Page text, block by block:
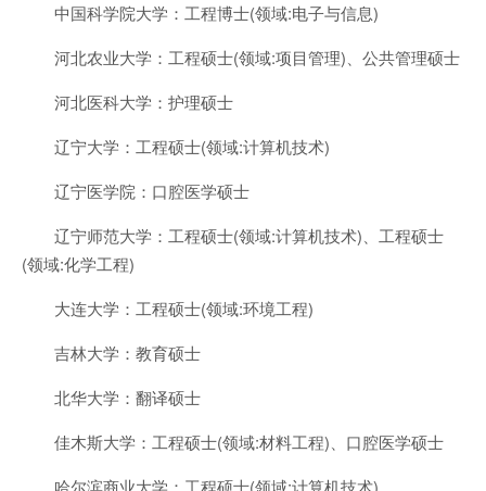
中国科学院大学：工程博士(领域:电子与信息)
河北农业大学：工程硕士(领域:项目管理)、公共管理硕士
河北医科大学：护理硕士
辽宁大学：工程硕士(领域:计算机技术)
辽宁医学院：口腔医学硕士
辽宁师范大学：工程硕士(领域:计算机技术)、工程硕士
(领域:化学工程)
大连大学：工程硕士(领域:环境工程)
吉林大学：教育硕士
北华大学：翻译硕士
佳木斯大学：工程硕士(领域:材料工程)、口腔医学硕士
哈尔滨商业大学：工程硕士(领域:计算机技术)